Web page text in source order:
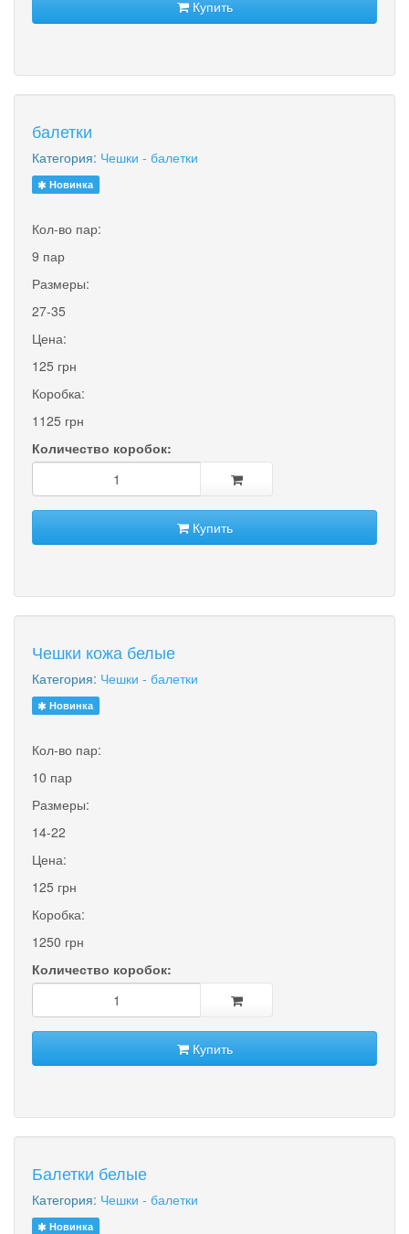
Купить
балетки
Категория: Чешки - балетки
Новинка
Кол-во пар:
9 пар
Размеры:
27-35
Цена:
125 грн
Коробка:
1125 грн
Количество коробок:
Купить
Чешки кожа белые
Категория: Чешки - балетки
Новинка
Кол-во пар:
10 пар
Размеры:
14-22
Цена:
125 грн
Коробка:
1250 грн
Количество коробок:
Купить
Балетки белые
Категория: Чешки - балетки
Новинка